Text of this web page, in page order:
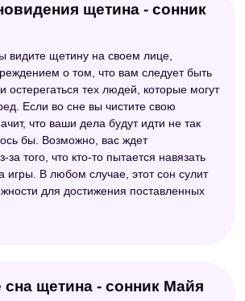
снов
щетина - сонник
видите щетину на своем лице,
о том, что вам следует быть
остерегаться тех людей, которые могут
Если во сне вы чистите свою
что ваши дела будут идти не так
бы. Возможно, вас ждет
за того, что кто-то пытается навязать
игры. В любом случае, этот сон сулит
для достижения поставленных
сна щетина - сонник Майя